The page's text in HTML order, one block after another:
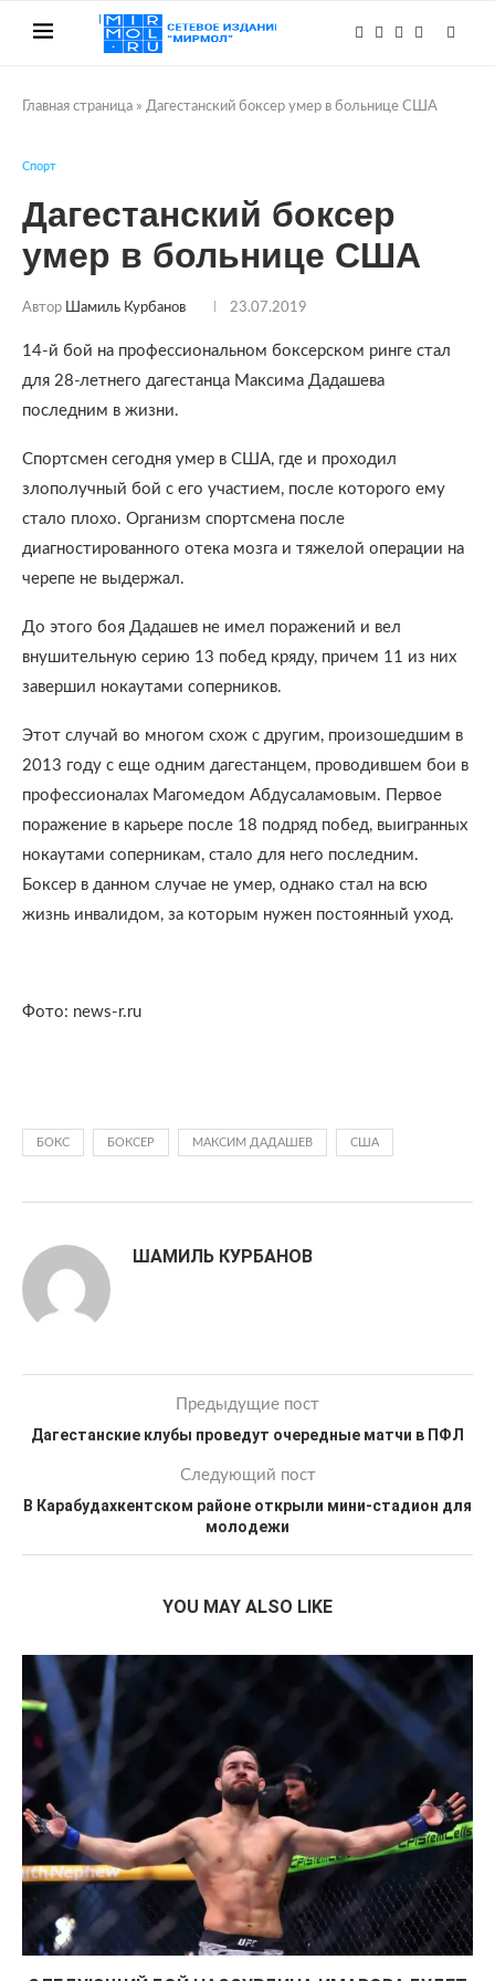
Главная страница » Дагестанский боксер умер в больнице США
Спорт
Дагестанский боксер
умер в больнице США
Автор Шамиль Курбанов 23.07.2019
14-й бой на профессиональном боксерском ринге стал
для 28-летнего дагестанца Максима Дадашева
последним в жизни.
Спортсмен сегодня умер в США, где и проходил
злополучный бой с его участием, после которого ему
стало плохо. Организм спортсмена после
диагностированного отека мозга и тяжелой операции на
черепе не выдержал.
До этого боя Дадашев не имел поражений и вел
внушительную серию 13 побед кряду, причем 11 из них
завершил нокаутами соперников.
Этот случай во многом схож с другим, произошедшим в
2013 году с еще одним дагестанцем, проводившем бои в
профессионалах Магомедом Абдусаламовым. Первое
поражение в карьере после 18 подряд побед, выигранных
нокаутами соперникам, стало для него последним.
Боксер в данном случае не умер, однако стал на всю
жизнь инвалидом, за которым нужен постоянный уход.
Фото: news-r.ru
БОКС БОКСЕР МАКСИМ ДАДАШЕВ США
ШАМИЛЬ КУРБАНОВ
Предыдущие пост
Дагестанские клубы проведут очередные матчи в ПФЛ
Следующий пост
В Карабудахкентском районе открыли мини-стадион для
молодежи
YOU MAY ALSO LIKE